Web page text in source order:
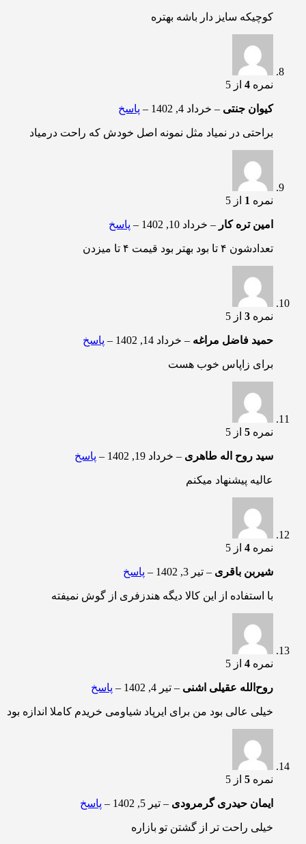
کوچیکه سایز دار باشه بهتره
نمره 4 از 5
کیوان جنتی – خرداد 4, 1402 – پاسخ
براحتی در نمیاد مثل نمونه اصل خودش که راحت درمیاد
نمره 1 از 5
امین تره کار – خرداد 10, 1402 – پاسخ
تعدادشون ۴ تا بود بهتر بود قیمت ۴ تا میزدن
نمره 3 از 5
حمید فاضل مراغه – خرداد 14, 1402 – پاسخ
برای زاپاس خوب هست
نمره 5 از 5
سید روح اله طاهری – خرداد 19, 1402 – پاسخ
عالیه پیشنهاد میکنم
نمره 4 از 5
شیربن باقری – تیر 3, 1402 – پاسخ
با استفاده از این کالا دیگه هندزفری از گوش نمیفته
نمره 4 از 5
روح‌الله عقیلی اشنی – تیر 4, 1402 – پاسخ
خیلی عالی بود من برای ایرپاد شیاومی خریدم کاملا اندازه بود
نمره 5 از 5
ایمان حیدری گرمرودی – تیر 5, 1402 – پاسخ
خیلی راحت تر از گشتن تو بازاره